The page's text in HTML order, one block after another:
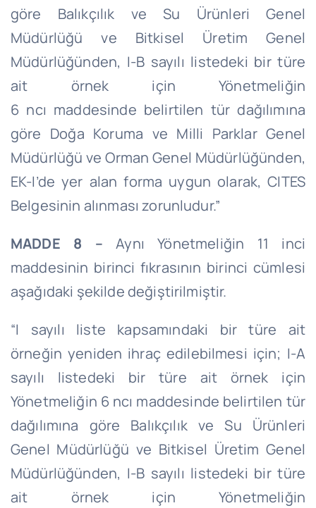
göre Balıkçılık ve Su Ürünleri Genel
Müdürlüğü ve Bitkisel Üretim Genel
Müdürlüğünden, I-B sayılı listedeki bir türe
ait örnek için Yönetmeliğin
6 ncı maddesinde belirtilen tür dağılımına
göre Doğa Koruma ve Milli Parklar Genel
Müdürlüğü ve Orman Genel Müdürlüğünden,
EK-I’de yer alan forma uygun olarak, CITES
Belgesinin alınması zorunludur.”
MADDE 8 – Aynı Yönetmeliğin 11 inci
maddesinin birinci fıkrasının birinci cümlesi
aşağıdaki şekilde değiştirilmiştir.
“I sayılı liste kapsamındaki bir türe ait
örneğin yeniden ihraç edilebilmesi için; I-A
sayılı listedeki bir türe ait örnek için
Yönetmeliğin 6 ncı maddesinde belirtilen tür
dağılımına göre Balıkçılık ve Su Ürünleri
Genel Müdürlüğü ve Bitkisel Üretim Genel
Müdürlüğünden, I-B sayılı listedeki bir türe
ait örnek için Yönetmeliğin